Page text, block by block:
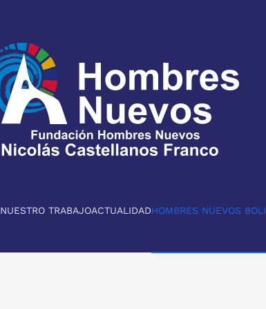
NUESTRO TRABAJOACTUALIDADHOMBRES NUEVOS